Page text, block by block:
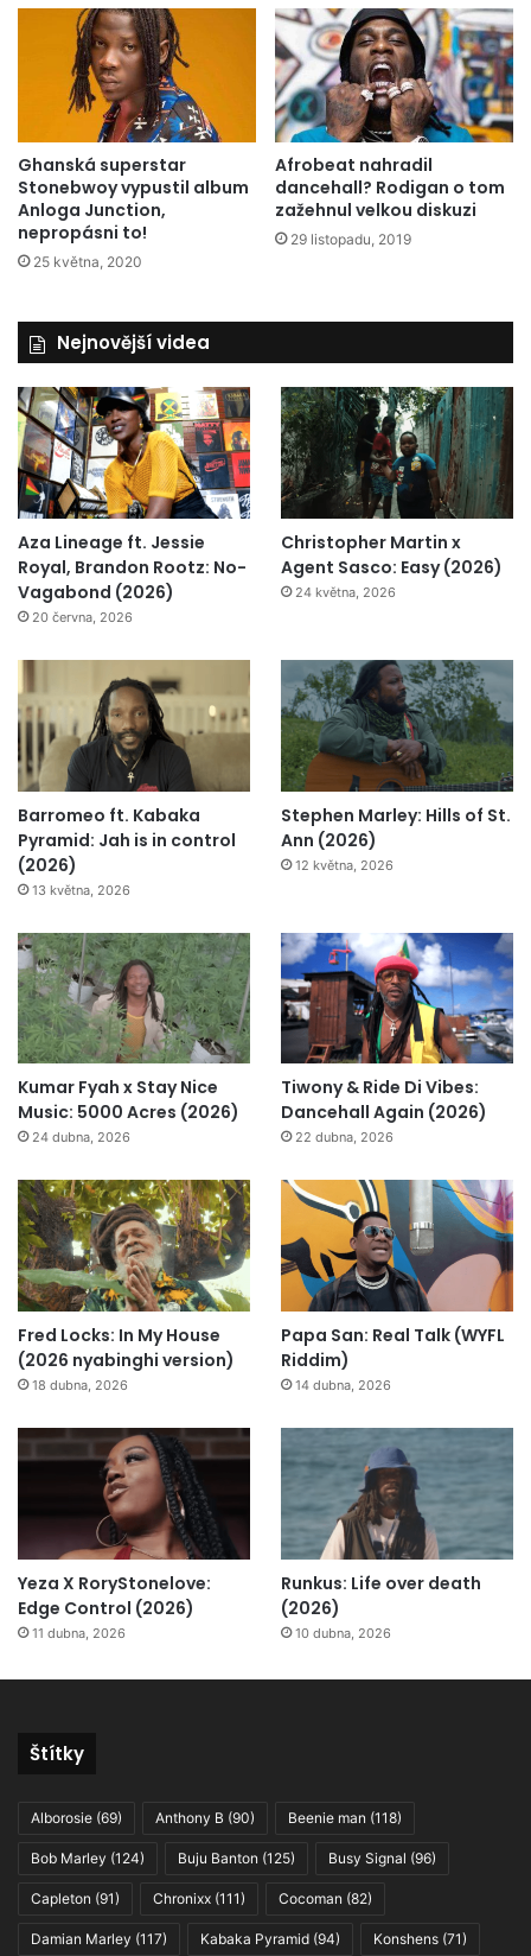
Ghanská superstar
Stonebwoy vypustil album
Anloga Junction,
nepropásni to!
25 května, 2020
Afrobeat nahradil
dancehall? Rodigan o tom
zažehnul velkou diskuzi
29 listopadu, 2019
Nejnovější videa
Aza Lineage ft. Jessie
Royal, Brandon Rootz: No-
Vagabond (2026)
20 června, 2026
Christopher Martin x
Agent Sasco: Easy (2026)
24 května, 2026
Barromeo ft. Kabaka
Pyramid: Jah is in control
(2026)
13 května, 2026
Stephen Marley: Hills of St.
Ann (2026)
12 května, 2026
Kumar Fyah x Stay Nice
Music: 5000 Acres (2026)
24 dubna, 2026
Tiwony & Ride Di Vibes:
Dancehall Again (2026)
22 dubna, 2026
Fred Locks: In My House
(2026 nyabinghi version)
18 dubna, 2026
Papa San: Real Talk (WYFL
Riddim)
14 dubna, 2026
Yeza X RoryStonelove:
Edge Control (2026)
11 dubna, 2026
Runkus: Life over death
(2026)
10 dubna, 2026
Štítky
Alborosie (69) Anthony B (90) Beenie man (118)
Bob Marley (124) Buju Banton (125) Busy Signal (96)
Capleton (91) Chronixx (111) Cocoman (82)
Damian Marley (117) Kabaka Pyramid (94) Konshens (71)